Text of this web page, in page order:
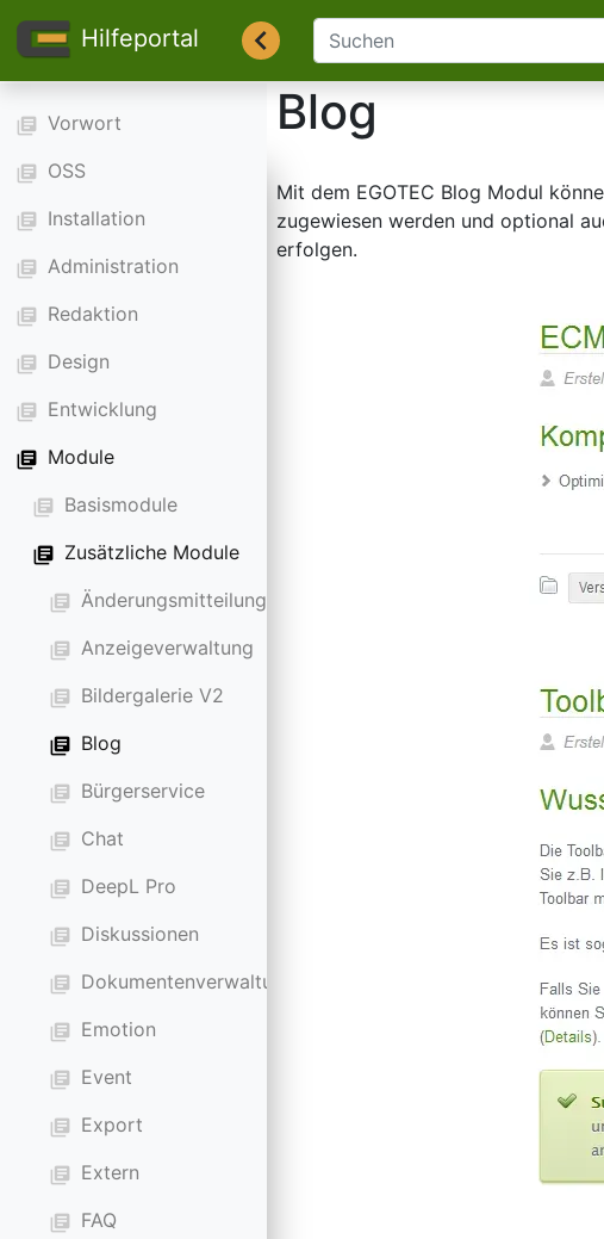
Hilfeportal
library_books Vorwort
library_books OSS
library_books Installation
library_books Administration
library_books Redaktion
library_books Design
library_books Entwicklung
library_books Module
library_books Basismodule
library_books Zusätzliche Module
library_books Änderungsmitteilung
library_books Anzeigeverwaltung
library_books Bildergalerie V2
library_books Blog
library_books Bürgerservice
library_books Chat
library_books DeepL Pro
library_books Diskussionen
library_books Dokumentenverwaltung
library_books Emotion
library_books Event
library_books Export
library_books Extern
library_books FAQ
Blog
Mit dem EGOTEC Blog Modul
zugewiesen werden und optional
erfolgen.